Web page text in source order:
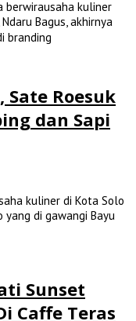
berwirausaha kuliner
Bagus, akhirnya
branding
Sate Roesuk
dan Sapi
kuliner di Kota Solo
yang di gawangi Bayu
Sunset
Caffe Teras